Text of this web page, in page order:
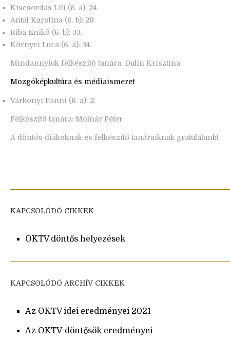
Kiscsordás Lili (6. a): 24.
Antal Karolina (6. b): 29.
Riba Enikő (6. b): 33.
Környei Luca (6. a): 34.
Mindannyiuk felkészítő tanára: Dulin Krisztina
Mozgóképkultúra és médiaismeret
Várkonyi Fanni (6. a): 2.
Felkészítő tanára: Molnár Péter
A döntős diákoknak és felkészítő tanáraiknak gratulálunk!
KAPCSOLÓDÓ CIKKEK
OKTV döntős helyezések
KAPCSOLÓDÓ ARCHÍV CIKKEK
Az OKTV idei eredményei 2021
Az OKTV-döntősök eredményei